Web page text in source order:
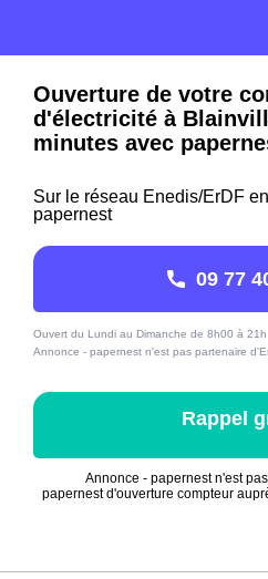
Ouverture de votre
d'électricité à
minutes avec
Sur le réseau Enedis/ErDF
papernest
09 77
Ouvert du Lundi au Dimanche de 8h00 à 21h
Annonce - papernest n'est pas partenaire
Rappel
Annonce - papernest n'est
papernest d'ouverture compteur